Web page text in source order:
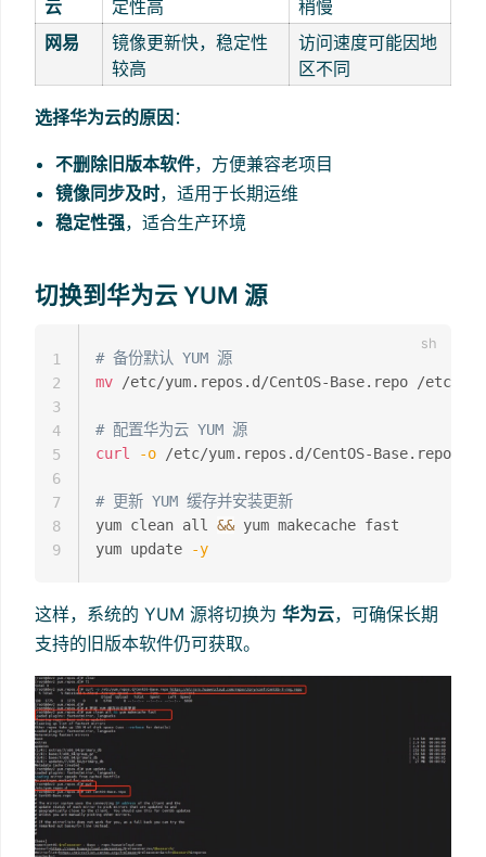
云 定性高
稍慢
网易
镜像更新快，稳定性
较高
访问速度可能因地
区不同
选择华为云的原因：
不删除旧版本软件，方便兼容老项目
镜像同步及时，适用于长期运维
稳定性强，适合生产环境
切换到华为云 YUM 源
# 备份默认 YUM 源
mv /etc/yum.repos.d/CentOS-Base.repo /etc/
# 配置华为云 YUM 源
curl
-o /etc/yum.repos.d/CentOS-Base.repo
# 更新 YUM 缓存并安装更新
yum clean all && yum makecache fast
yum update
-y
1
2
3
4
5
6
7
8
9
这样，系统的 YUM 源将切换为 华为云，可确保长期
支持的旧版本软件仍可获取。